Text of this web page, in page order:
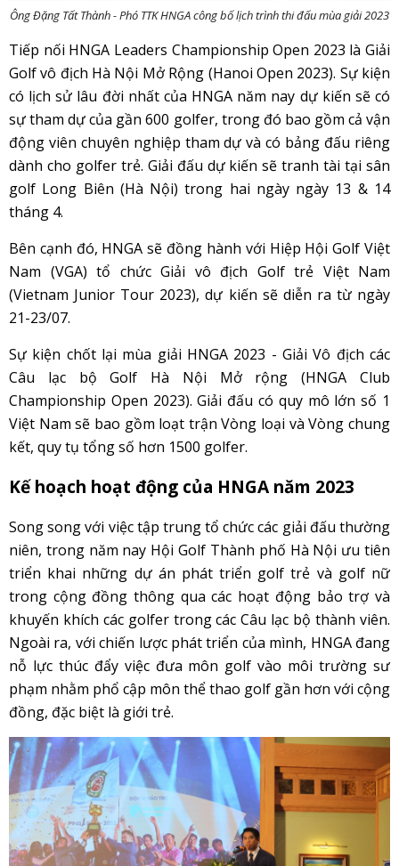
Ông Đặng Tất Thành - Phó TTK HNGA công bố lịch trình thi đấu mùa giải 2023
Tiếp nối HNGA Leaders Championship Open 2023 là Giải
Golf vô địch Hà Nội Mở Rộng (Hanoi Open 2023). Sự kiện
có lịch sử lâu đời nhất của HNGA năm nay dự kiến sẽ có
sự tham dự của gần 600 golfer, trong đó bao gồm cả vận
động viên chuyên nghiệp tham dự và có bảng đấu riêng
dành cho golfer trẻ. Giải đấu dự kiến sẽ tranh tài tại sân
golf Long Biên (Hà Nội) trong hai ngày ngày 13 & 14
tháng 4.
Bên cạnh đó, HNGA sẽ đồng hành với Hiệp Hội Golf Việt
Nam (VGA) tổ chức Giải vô địch Golf trẻ Việt Nam
(Vietnam Junior Tour 2023), dự kiến sẽ diễn ra từ ngày
21-23/07.
Sự kiện chốt lại mùa giải HNGA 2023 - Giải Vô địch các
Câu lạc bộ Golf Hà Nội Mở rộng (HNGA Club
Championship Open 2023). Giải đấu có quy mô lớn số 1
Việt Nam sẽ bao gồm loạt trận Vòng loại và Vòng chung
kết, quy tụ tổng số hơn 1500 golfer.
Kế hoạch hoạt động của HNGA năm 2023
Song song với việc tập trung tổ chức các giải đấu thường
niên, trong năm nay Hội Golf Thành phố Hà Nội ưu tiên
triển khai những dự án phát triển golf trẻ và golf nữ
trong cộng đồng thông qua các hoạt động bảo trợ và
khuyến khích các golfer trong các Câu lạc bộ thành viên.
Ngoài ra, với chiến lược phát triển của mình, HNGA đang
nỗ lực thúc đẩy việc đưa môn golf vào môi trường sư
phạm nhằm phổ cập môn thể thao golf gần hơn với cộng
đồng, đặc biệt là giới trẻ.